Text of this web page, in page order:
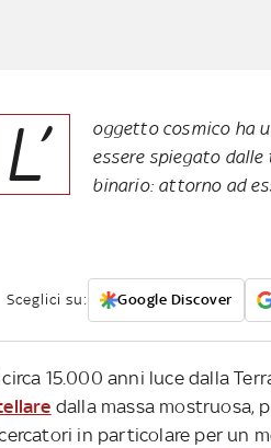
L’
oggetto cosmico ha
essere spiegato
binario: attorno ad
Sceglici su: Google Discover
circa 15.000 anni luce dalla
dalla massa mostruosa,
in particolare per un